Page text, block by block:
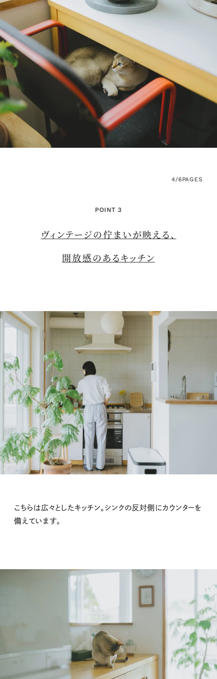
4/6PAGES
POINT 3
ヴィンテージの佇まいが映える、
開放感のあるキッチン
こちらは広々としたキッチン。シンクの反対側にカウンターを
備えています。